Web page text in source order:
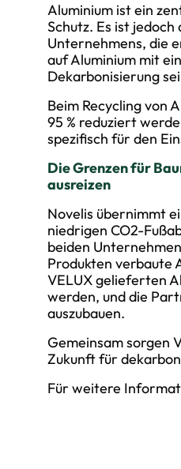
Aluminium ist ein
Schutz. Es ist
Unternehmens, die
auf Aluminium mit
Dekarbonisierung
Beim Recycling von
95 % reduziert
spezifisch für den
Die Grenzen für
ausreizen
Novelis übernimmt
niedrigen CO2-
beiden
Produkten verbaute
VELUX gelieferten
werden, und die
auszubauen.
Gemeinsam sorgen
Zukunft für
Für weitere